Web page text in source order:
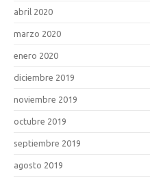
abril 2020
marzo 2020
enero 2020
diciembre 2019
noviembre 2019
octubre 2019
septiembre 2019
agosto 2019